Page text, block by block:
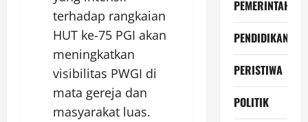
terhadap rangkaian
HUT ke-75 PGI akan
meningkatkan
visibilitas PWGI di
mata gereja dan
masyarakat luas.
PEMERINTAH
PENDIDIKAN
PERISTIWA
POLITIK